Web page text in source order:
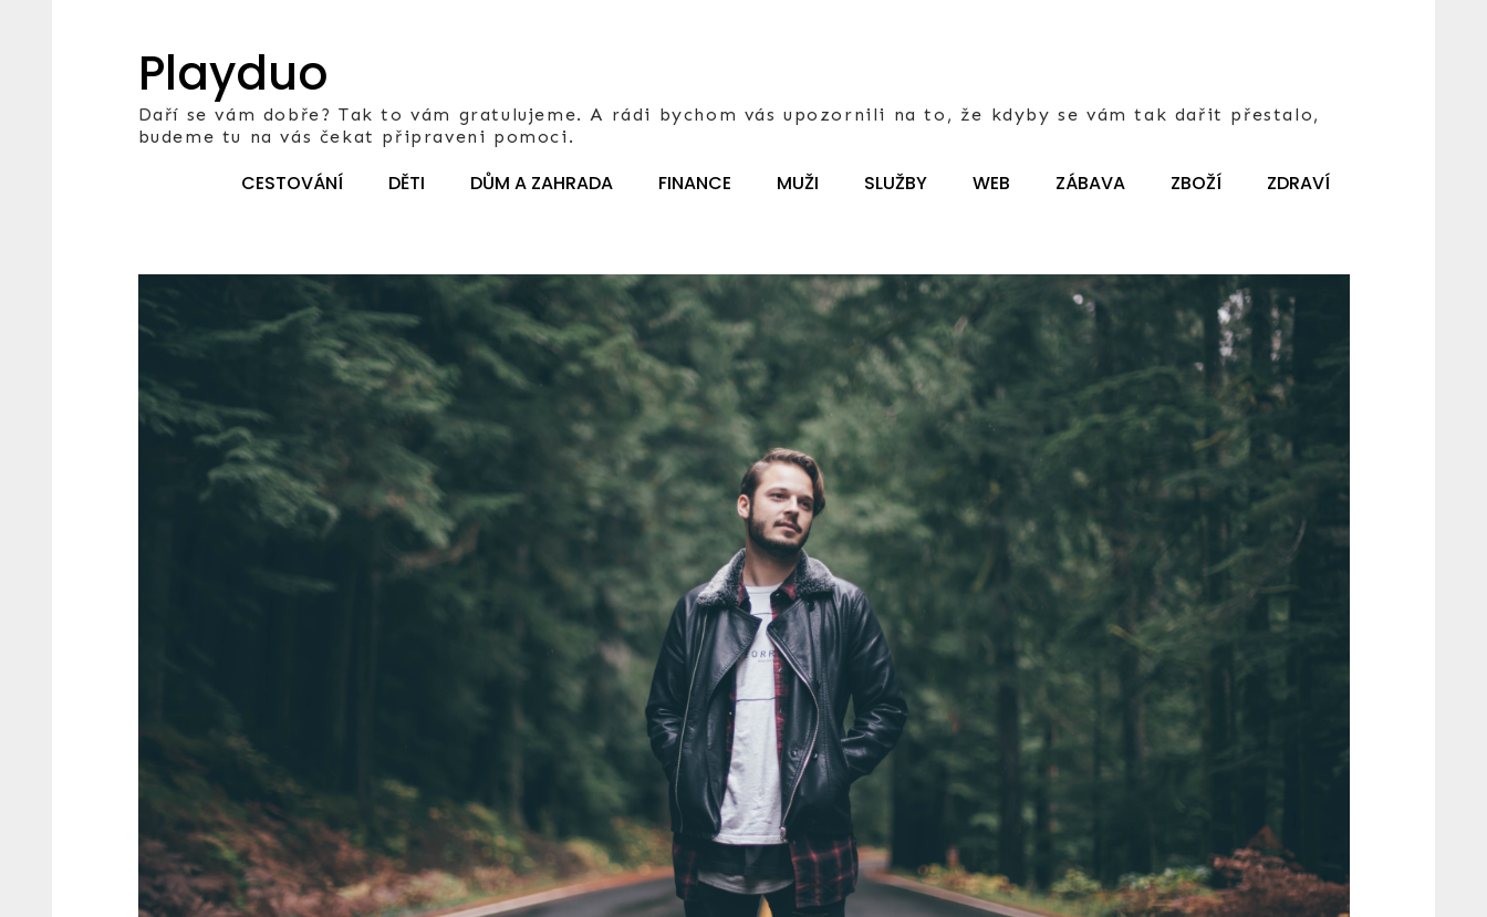
Playduo
Daří se vám dobře? Tak to vám gratulujeme. A rádi bychom vás upozornili na to, že kdyby se vám tak dařit přestalo,
budeme tu na vás čekat připraveni pomoci.
CESTOVÁNÍ DĚTI DŮM A ZAHRADA FINANCE MUŽI SLUŽBY WEB ZÁBAVA ZBOŽÍ ZDRAVÍ